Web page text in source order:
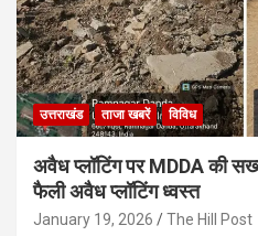
उत्तराखंड ताजा खबरें विविध
अवैध प्लॉटिंग पर MDDA की
फैली अवैध प्लॉटिंग ध्वस्त
January 19, 2026 The Hill Post